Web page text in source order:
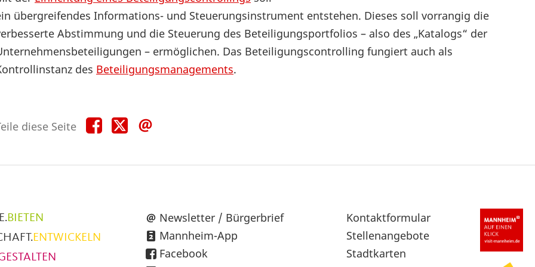
übergreifendes Informations- und Steuerungsinstrument entstehen. Dieses soll vorrangig die
Abstimmung und die Steuerung des Beteiligungsportfolios – also des „Katalogs“ der
– ermöglichen. Das Beteiligungscontrolling fungiert auch als
des Beteiligungsmanagements.
diese Seite Teile
diese
Teile
diese
BIETEN
ENTWICKELN
Newsletter / Bürgerbrief
Mannheim-App
Facebook
Sekundärnavigation
im
Fußbereich
Kontaktformular
Stellenangebote
Stadtkarten